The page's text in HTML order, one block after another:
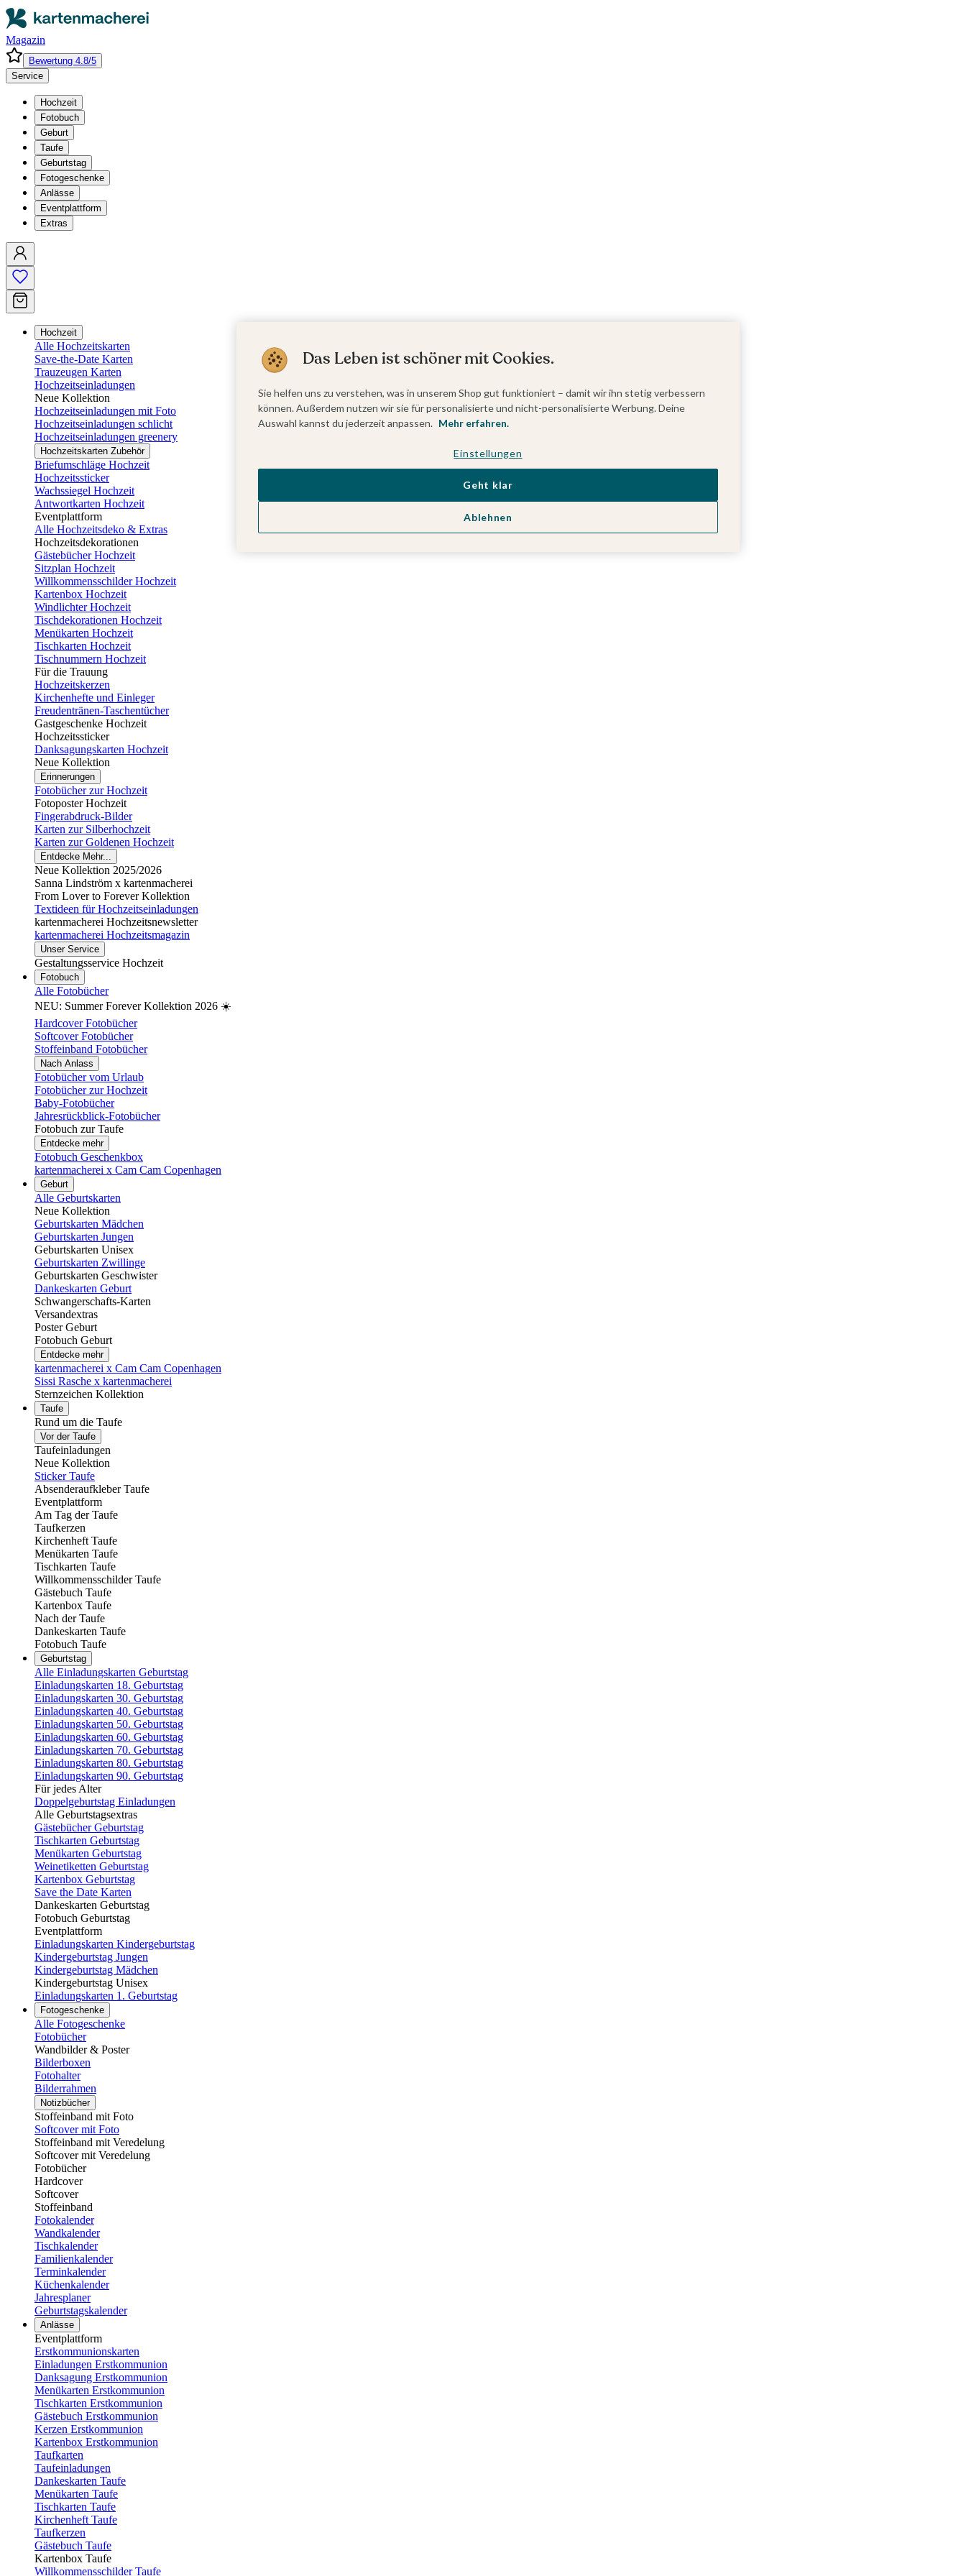
Magazin
Bewertung 4.8/5
Service
Hochzeit
Fotobuch
Geburt
Taufe
Geburtstag
Fotogeschenke
Anlässe
Eventplattform
Extras
Hochzeit
Alle Hochzeitskarten
Save-the-Date Karten
Trauzeugen Karten
Hochzeitseinladungen
Neue Kollektion
Hochzeitseinladungen mit Foto
Hochzeitseinladungen schlicht
Hochzeitseinladungen greenery
Hochzeitskarten Zubehör
Briefumschläge Hochzeit
Hochzeitssticker
Wachssiegel Hochzeit
Antwortkarten Hochzeit
Eventplattform
Alle Hochzeitsdeko & Extras
Hochzeitsdekorationen
Gästebücher Hochzeit
Sitzplan Hochzeit
Willkommensschilder Hochzeit
Kartenbox Hochzeit
Windlichter Hochzeit
Tischdekorationen Hochzeit
Menükarten Hochzeit
Tischkarten Hochzeit
Tischnummern Hochzeit
Für die Trauung
Hochzeitskerzen
Kirchenhefte und Einleger
Freudentränen-Taschentücher
Gastgeschenke Hochzeit
Hochzeitssticker
Danksagungskarten Hochzeit
Neue Kollektion
Erinnerungen
Fotobücher zur Hochzeit
Fotoposter Hochzeit
Fingerabdruck-Bilder
Karten zur Silberhochzeit
Karten zur Goldenen Hochzeit
Entdecke Mehr...
Neue Kollektion 2025/2026
Sanna Lindström x kartenmacherei
From Lover to Forever Kollektion
Textideen für Hochzeitseinladungen
kartenmacherei Hochzeitsnewsletter
kartenmacherei Hochzeitsmagazin
Unser Service
Gestaltungsservice Hochzeit
Fotobuch
Alle Fotobücher
NEU: Summer Forever Kollektion 2026 ☀️
Hardcover Fotobücher
Softcover Fotobücher
Stoffeinband Fotobücher
Nach Anlass
Fotobücher vom Urlaub
Fotobücher zur Hochzeit
Baby-Fotobücher
Jahresrückblick-Fotobücher
Fotobuch zur Taufe
Entdecke mehr
Fotobuch Geschenkbox
kartenmacherei x Cam Cam Copenhagen
Geburt
Alle Geburtskarten
Neue Kollektion
Geburtskarten Mädchen
Geburtskarten Jungen
Geburtskarten Unisex
Geburtskarten Zwillinge
Geburtskarten Geschwister
Dankeskarten Geburt
Schwangerschafts-Karten
Versandextras
Poster Geburt
Fotobuch Geburt
Entdecke mehr
kartenmacherei x Cam Cam Copenhagen
Sissi Rasche x kartenmacherei
Sternzeichen Kollektion
Taufe
Rund um die Taufe
Vor der Taufe
Taufeinladungen
Neue Kollektion
Sticker Taufe
Absenderaufkleber Taufe
Eventplattform
Am Tag der Taufe
Taufkerzen
Kirchenheft Taufe
Menükarten Taufe
Tischkarten Taufe
Willkommensschilder Taufe
Gästebuch Taufe
Kartenbox Taufe
Nach der Taufe
Dankeskarten Taufe
Fotobuch Taufe
Geburtstag
Alle Einladungskarten Geburtstag
Einladungskarten 18. Geburtstag
Einladungskarten 30. Geburtstag
Einladungskarten 40. Geburtstag
Einladungskarten 50. Geburtstag
Einladungskarten 60. Geburtstag
Einladungskarten 70. Geburtstag
Einladungskarten 80. Geburtstag
Einladungskarten 90. Geburtstag
Für jedes Alter
Doppelgeburtstag Einladungen
Alle Geburtstagsextras
Gästebücher Geburtstag
Tischkarten Geburtstag
Menükarten Geburtstag
Weinetiketten Geburtstag
Kartenbox Geburtstag
Save the Date Karten
Dankeskarten Geburtstag
Fotobuch Geburtstag
Eventplattform
Einladungskarten Kindergeburtstag
Kindergeburtstag Jungen
Kindergeburtstag Mädchen
Kindergeburtstag Unisex
Einladungskarten 1. Geburtstag
Fotogeschenke
Alle Fotogeschenke
Fotobücher
Wandbilder & Poster
Bilderboxen
Fotohalter
Bilderrahmen
Notizbücher
Stoffeinband mit Foto
Softcover mit Foto
Stoffeinband mit Veredelung
Softcover mit Veredelung
Fotobücher
Hardcover
Softcover
Stoffeinband
Fotokalender
Wandkalender
Tischkalender
Familienkalender
Terminkalender
Küchenkalender
Jahresplaner
Geburtstagskalender
Anlässe
Eventplattform
Erstkommunionskarten
Einladungen Erstkommunion
Danksagung Erstkommunion
Menükarten Erstkommunion
Tischkarten Erstkommunion
Gästebuch Erstkommunion
Kerzen Erstkommunion
Kartenbox Erstkommunion
Taufkarten
Taufeinladungen
Dankeskarten Taufe
Menükarten Taufe
Tischkarten Taufe
Kirchenheft Taufe
Taufkerzen
Gästebuch Taufe
Kartenbox Taufe
Willkommensschilder Taufe
Das Leben ist schöner mit Cookies.
Sie helfen uns zu verstehen, was in unserem Shop gut funktioniert – damit wir ihn stetig verbessern
können. Außerdem nutzen wir sie für personalisierte und nicht-personalisierte Werbung. Deine
Auswahl kannst du jederzeit anpassen. Mehr erfahren.
Einstellungen
Ablehnen
Geht klar